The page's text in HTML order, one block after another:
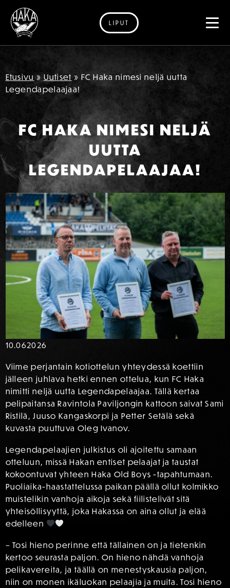
Siirry sisältöön
LIPUT
Etusivu » Uutiset » FC Haka nimesi neljä uutta
Legendapelaajaa!
FC HAKA NIMESI NELJÄ
UUTTA
LEGENDAPELAAJAA!
10.062026
Viime perjantain kotiottelun yhteydessä koettiin
jälleen juhlava hetki ennen ottelua, kun FC Haka
nimitti neljä uutta Legendapelaajaa. Tällä kertaa
pelipaitansa Ravintola Paviljongin kattoon saivat Sami
Ristilä, Juuso Kangaskorpi ja Petter Setälä sekä
kuvasta puuttuva Oleg Ivanov.
Legendapelaajien julkistus oli ajoitettu samaan
otteluun, missä Hakan entiset pelaajat ja taustat
kokoontuvat yhteen Haka Old Boys -tapahtumaan.
Puoliaika-haastattelussa paikan päällä ollut kolmikko
muistelikin vanhoja aikoja sekä fiilistelivät sitä
yhteisöllisyyttä, joka Hakassa on aina ollut ja elää
edelleen
– Tosi hieno perinne että tällainen on ja tietenkin
kertoo seurasta paljon. On hieno nähdä vanhoja
pelikavereita, ja täällä on menestyskausia paljon,
niin on monen ikäluokan pelaajia ja muita. Tosi hieno